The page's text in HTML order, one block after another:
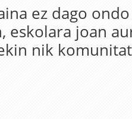
ez dago
eskolara joan
nik